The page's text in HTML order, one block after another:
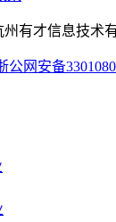
有才信息技术
公网安备